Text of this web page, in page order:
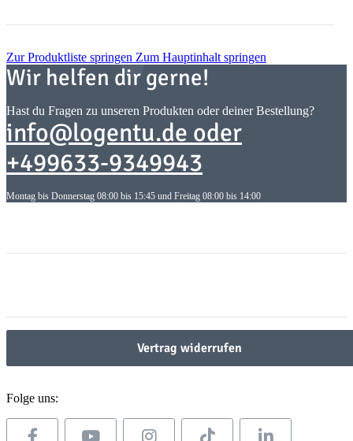
Zur Produktliste springen Zum Hauptinhalt springen
Wir helfen dir gerne!
Hast du Fragen zu unseren Produkten oder deiner Bestellung?
info@logentu.de oder
+499633-9349943
Montag bis Donnerstag 08:00 bis 15:45 und Freitag 08:00 bis 14:00
Vertrag widerrufen
Folge uns: